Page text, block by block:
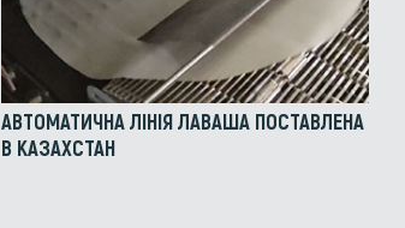
АВТОМАТИЧНА ЛІНІЯ ЛАВАША ПОСТАВЛЕНА
В КАЗАХСТАН